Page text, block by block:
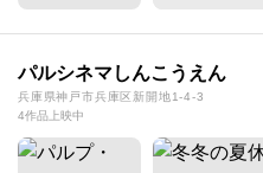
パルシネマしんこうえん
兵庫県神戸市兵庫区新開地1-4-3
4作品上映中